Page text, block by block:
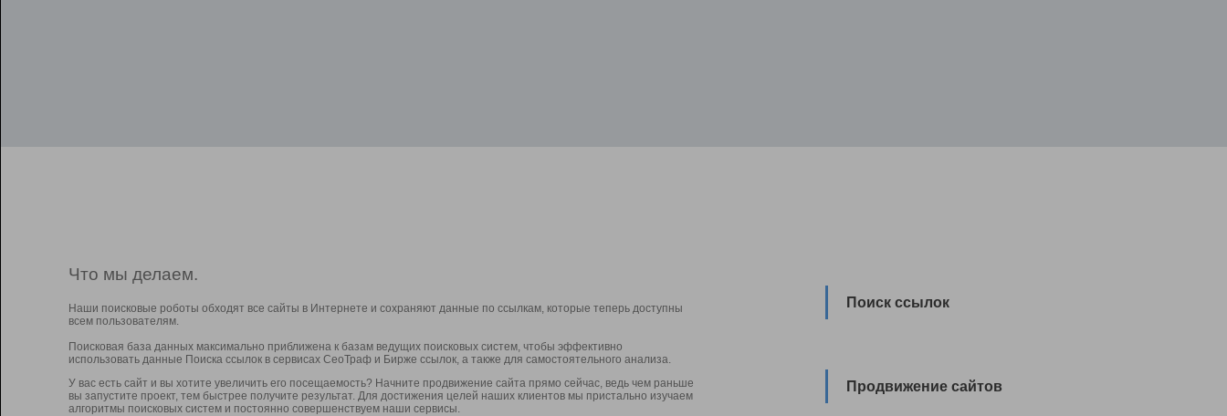
Что мы делаем.
Наши поисковые роботы обходят все сайты в Интернете и сохраняют данные по ссылкам, которые теперь доступны
всем пользователям.
Поисковая база данных максимально приближена к базам ведущих поисковых систем, чтобы эффективно
использовать данные Поиска ссылок в сервисах СеоТраф и Бирже ссылок, а также для самостоятельного анализа.
У вас есть сайт и вы хотите увеличить его посещаемость? Начните продвижение сайта прямо сейчас, ведь чем раньше
вы запустите проект, тем быстрее получите результат. Для достижения целей наших клиентов мы пристально изучаем
алгоритмы поисковых систем и постоянно совершенствуем наши сервисы.
Поиск ссылок
Продвижение сайтов